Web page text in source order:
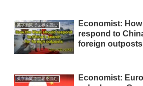
英字新聞で世界を読む
Economist:
respond to
foreign outposts
英字新聞で世界を読む
Economist: